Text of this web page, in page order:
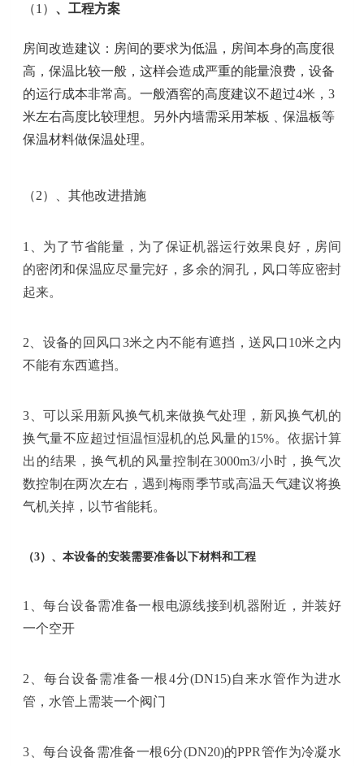
（1） 、工程方案
房间改造建议：房间的要求为低温，房间本身的高度很
高，保温比较一般，这样会造成严重的能量浪费，设备
的运行成本非常高。一般酒窖的高度建议不超过4米，3
米左右高度比较理想。另外内墙需采用苯板﹑保温板等
保温材料做保温处理。
（2）、其他改进措施
1、为了节省能量，为了保证机器运行效果良好，房间
的密闭和保温应尽量完好，多余的洞孔，风口等应密封
起来。
2、设备的回风口3米之内不能有遮挡，送风口10米之内
不能有东西遮挡。
3、可以采用新风换气机来做换气处理，新风换气机的
换气量不应超过恒温恒湿机的总风量的15%。依据计算
出的结果，换气机的风量控制在3000m3/小时，换气次
数控制在两次左右，遇到梅雨季节或高温天气建议将换
气机关掉，以节省能耗。
（3） 、本设备的安装需要准备以下材料和工程
1
、每台设备需准备一根电源线接到机器附近，并装好
一个空开
2 、每台设备需准备一根4分(DN15)自来水管作为进水
管，水管上需装一个阀门
3 、每台设备需准备一根6分(DN20)的PPR管作为冷凝水